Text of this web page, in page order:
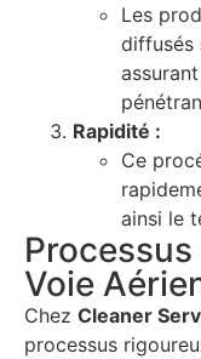
Les
diffusés
Rapidité :
Ce
ainsi le
Voie
Chez Cleaner
processus